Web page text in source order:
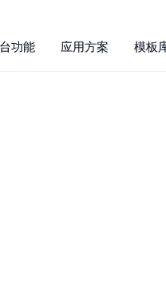
功能 应用方案 模板